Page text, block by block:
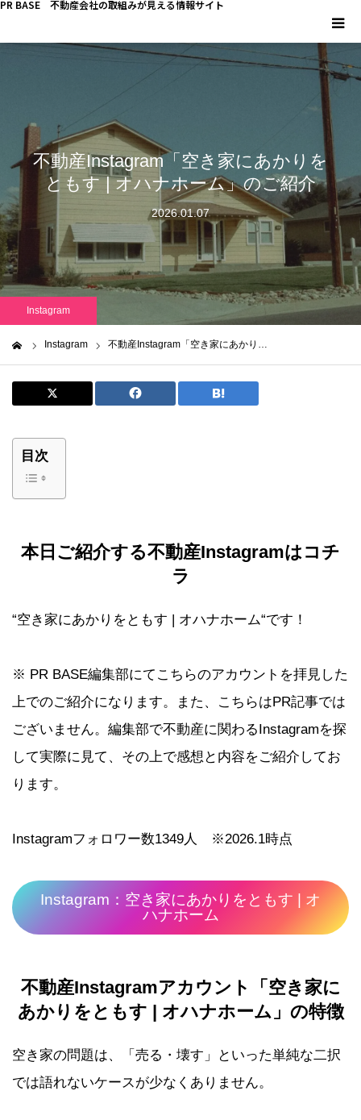
PR BASE 不動産会社の取組みが見える情報サイト
不動産Instagram「空き家にあかりを
ともす | オハナホーム」のご紹介
2026.01.07
Instagram
Instagram 不動産Instagram「空き家にあかり…
目次
本日ご紹介する不動産Instagramはコチ
ラ
“空き家にあかりをともす | オハナホーム“です！
※ PR BASE編集部にてこちらのアカウントを拝見した
上でのご紹介になります。また、こちらはPR記事では
ございません。編集部で不動産に関わるInstagramを探
して実際に見て、その上で感想と内容をご紹介してお
ります。
Instagramフォロワー数1349人 ※2026.1時点
Instagram：空き家にあかりをともす | オ
ハナホーム
不動産Instagramアカウント「空き家に
あかりをともす | オハナホーム」の特徴
空き家の問題は、「売る・壊す」といった単純な二択
では語れないケースが少なくありません。
キーマンインタビュー
不動産 YouTube
不動産 SNS
不動産関連調査
不動産事業者向けコラム